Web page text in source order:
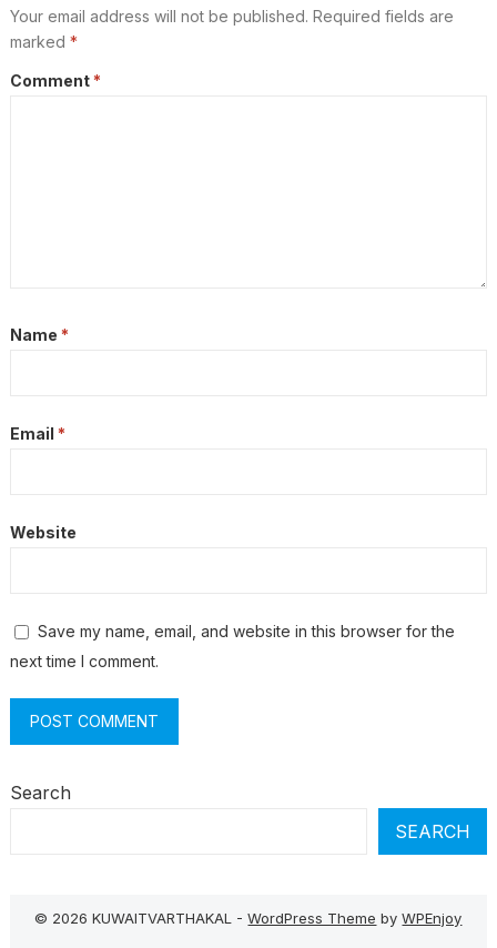
Your email address will not be published. Required fields are
marked *
Comment *
Name *
Email *
Website
Save my name, email, and website in this browser for the
next time I comment.
Search
SEARCH
© 2026 KUWAITVARTHAKAL -WordPress Theme byWPEnjoy